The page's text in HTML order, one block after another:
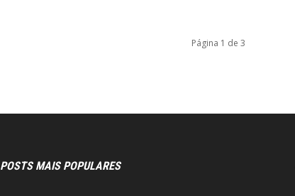
Página 1 de 3
POSTS MAIS POPULARES